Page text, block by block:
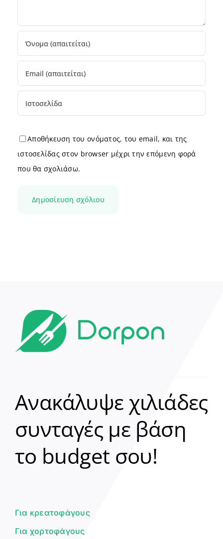
Αποθήκευση του ονόματος, του email, και της
ιστοσελίδας στον browser μέχρι την επόμενη φορά
που θα σχολιάσω.
Ανακάλυψε χιλιάδες
συνταγές με βάση
το budget σου!
Για κρεατοφάγους
Για χορτοφάγους